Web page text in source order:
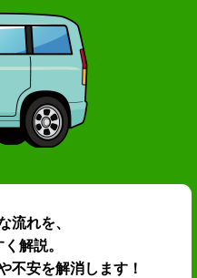
流れを、
解説。
不安を解消します！